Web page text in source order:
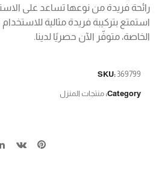
رائحة فريدة من نوعها تساعد على
استمتع بتركيبة فريدة مثالية
الخاصة، متوفّر الآن حصريًا لدينا.
SKU: 369799
Category: منتجات المنزل